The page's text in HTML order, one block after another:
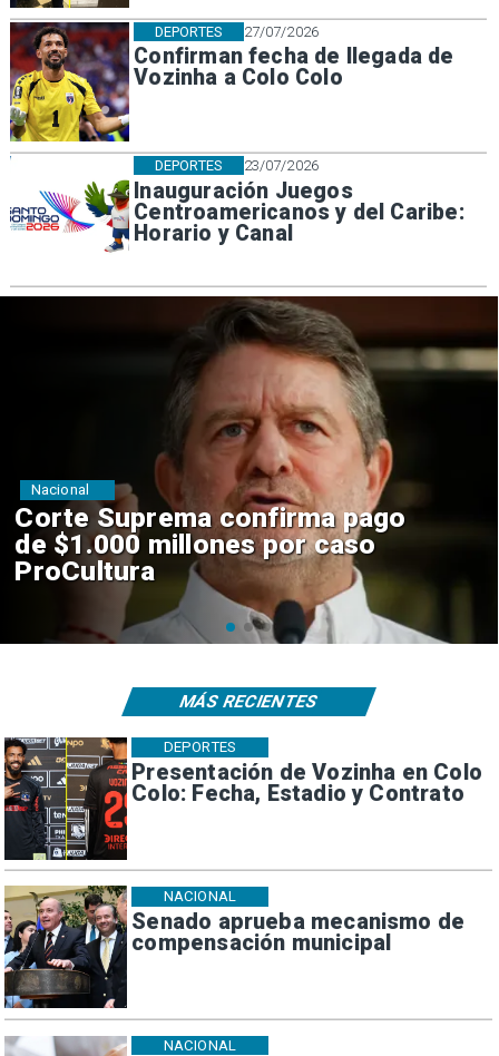
27/07/2026
Confirman fecha de llegada de
Vozinha a Colo Colo
DEPORTES
23/07/2026
Inauguración Juegos
Centroamericanos y del Caribe:
Horario y Canal
DEPORTES
Codelco suspende
construcción de Andes Norte
en El Teniente por riesgos
sísmicos
Nacional
Presentación de Vozinha en Colo
Colo: Fecha, Estadio y Contrato
DEPORTES
Senado aprueba mecanismo de
compensación municipal
NACIONAL
NACIONAL
MÁS RECIENTES